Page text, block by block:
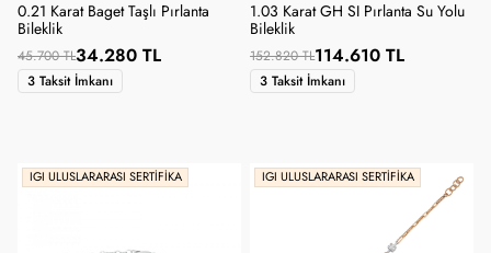
0.21 Karat Baget Taşlı Pırlanta
Bileklik
45.700 TL34.280 TL
3 Taksit İmkanı
1.03 Karat GH SI Pırlanta Su Yolu
Bileklik
152.820 TL114.610 TL
3 Taksit İmkanı
IGI ULUSLARARASI SERTIFIKA IGI ULUSLARARASI SERTIFIKA